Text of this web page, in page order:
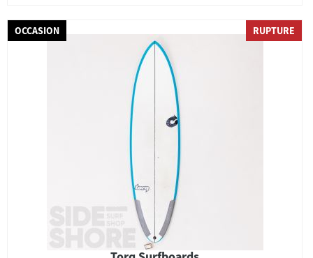
OCCASION RUPTURE